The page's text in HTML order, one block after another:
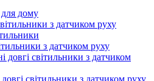
дому
з датчиком руху
з датчиком руху
довгі світильники з датчиком
світильники з датчиком руху